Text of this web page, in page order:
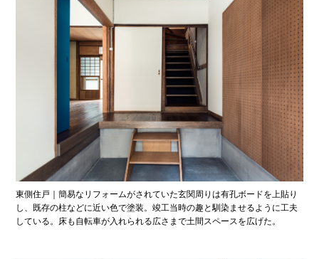
東側住戸｜簡易なリフォームがされていた玄関周りは有孔ボードを上貼り
し、既存の柱などに近い色で塗装。竣工当時の趣と馴染ませるように工夫
している。床も自転車が入れられる広さまで土間スペースを広げた。